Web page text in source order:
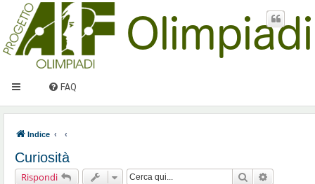
FAQ
Indice
Curiosità
Rispondi Cerca